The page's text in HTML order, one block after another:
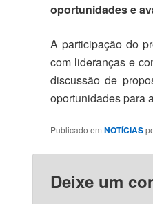
oportunidades e
A participação do
com lideranças e
discussão de
oportunidades para
Publicado em NOTÍCIAS
Deixe um